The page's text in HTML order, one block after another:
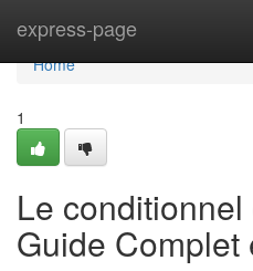
express-page
Home
Home
1
Le
Guide Complet